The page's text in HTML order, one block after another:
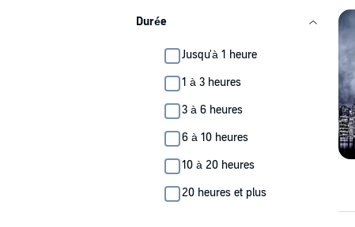
Durée
Jusqu'à 1 heure
1 à 3 heures
3 à 6 heures
6 à 10 heures
10 à 20 heures
20 heures et plus